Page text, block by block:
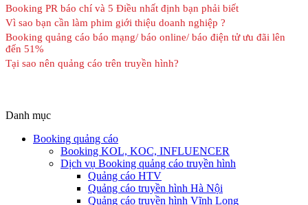
Booking PR báo chí và 5 Điều nhất định bạn phải biết
Vì sao bạn cần làm phim giới thiệu doanh nghiệp ?
Booking quảng cáo báo mạng/ báo online/ báo điện tử ưu đãi lên
đến 51%
Tại sao nên quảng cáo trên truyền hình?
Danh mục
Booking quảng cáo
Booking KOL, KOC, INFLUENCER
Dịch vụ Booking quảng cáo truyền hình
Quảng cáo HTV
Quảng cáo truyền hình Hà Nội
Quảng cáo truyền hình Vĩnh Long